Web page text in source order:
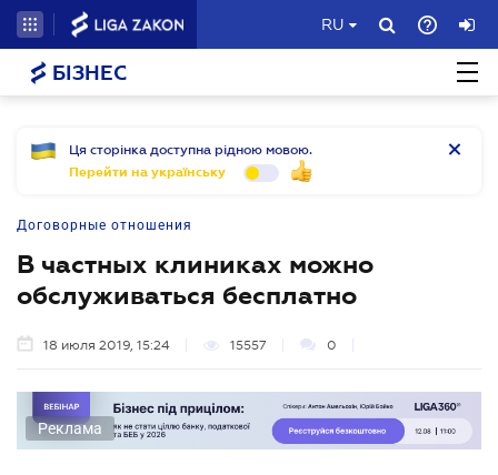
RU
БІЗНЕС
Ця сторінка доступна рідною мовою.
Перейти на українську
Договорные отношения
В частных клиниках можно
обслуживаться бесплатно
18 июля 2019, 15:24 15557 0
Реклама